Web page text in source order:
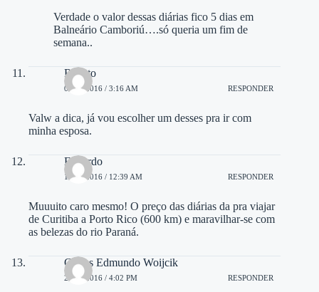
Verdade o valor dessas diárias fico 5 dias em
Balneário Camboriú….só queria um fim de
semana..
Renato
06/10/2016 / 3:16 AM RESPONDER
Valw a dica, já vou escolher um desses pra ir com
minha esposa.
Eduardo
16/10/2016 / 12:39 AM RESPONDER
Muuuito caro mesmo! O preço das diárias da pra viajar
de Curitiba a Porto Rico (600 km) e maravilhar-se com
as belezas do rio Paraná.
Carlos Edmundo Woijcik
20/12/2016 / 4:02 PM RESPONDER